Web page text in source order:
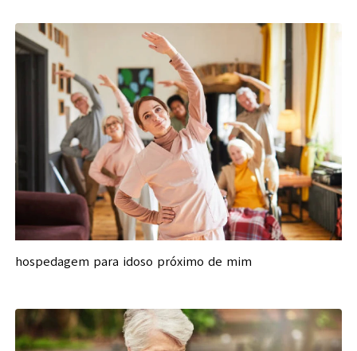
hospedagem para idoso próximo de mim